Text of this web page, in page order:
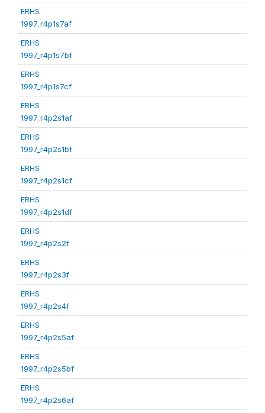
ERHS
1997_r4p1s7af
ERHS
1997_r4p1s7bf
ERHS
1997_r4p1s7cf
ERHS
1997_r4p2s1af
ERHS
1997_r4p2s1bf
ERHS
1997_r4p2s1cf
ERHS
1997_r4p2s1df
ERHS
1997_r4p2s2f
ERHS
1997_r4p2s3f
ERHS
1997_r4p2s4f
ERHS
1997_r4p2s5af
ERHS
1997_r4p2s5bf
ERHS
1997_r4p2s6af